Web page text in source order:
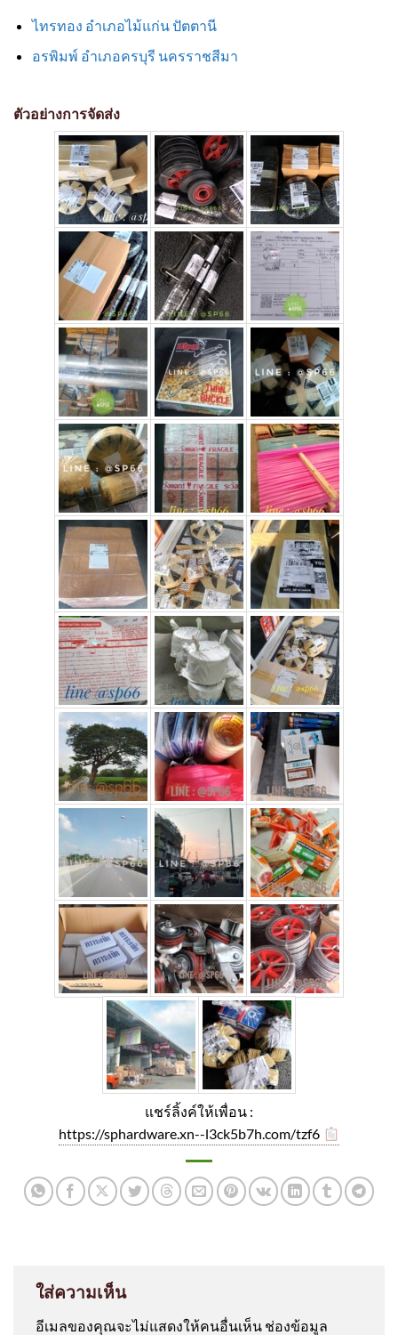
ไทรทอง อำเภอไม้แก่น ปัตตานี
อรพิมพ์ อำเภอครบุรี นครราชสีมา
ตัวอย่างการจัดส่ง
แชร์ลิ้งค์ให้เพื่อน :
https://sphardware.xn--l3ck5b7h.com/tzf6
ใส่ความเห็น
อีเมลของคุณจะไม่แสดงให้คนอื่นเห็น ช่องข้อมูล